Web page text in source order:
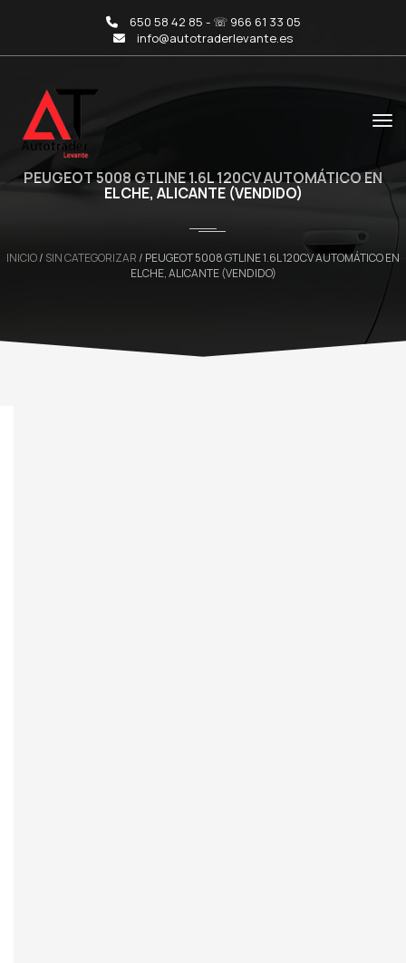
650 58 42 85 - ☏ 966 61 33 05
info@autotraderlevante.es
PEUGEOT 5008 GTLINE 1.6L 120CV AUTOMÁTICO EN
ELCHE, ALICANTE (VENDIDO)
INICIO/ SIN CATEGORIZAR/ PEUGEOT 5008 GTLINE 1.6L 120CV AUTOMÁTICO EN
ELCHE, ALICANTE (VENDIDO)